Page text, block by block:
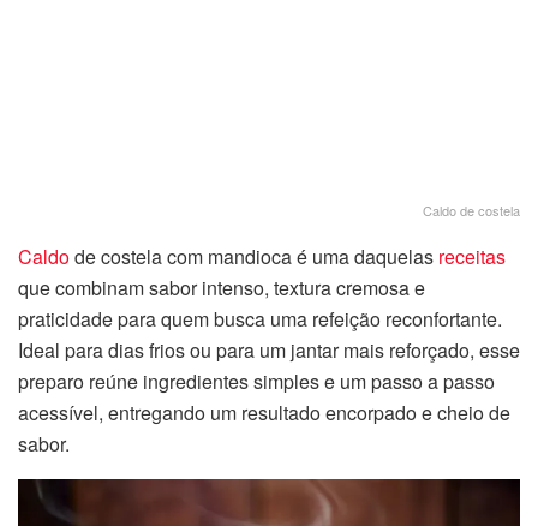
Caldo de costela
Caldode costela com mandioca é uma daquelas receitas
que combinam sabor intenso, textura cremosa e
praticidade para quem busca uma refeição reconfortante.
Ideal para dias frios ou para um jantar mais reforçado, esse
preparo reúne ingredientes simples e um passo a passo
acessível, entregando um resultado encorpado e cheio de
sabor.